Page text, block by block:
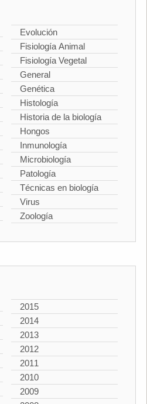
Evolución
Fisiología Animal
Fisiología Vegetal
General
Genética
Histología
Historia de la biología
Hongos
Inmunología
Microbiología
Patología
Técnicas en biología
Virus
Zoología
2015
2014
2013
2012
2011
2010
2009